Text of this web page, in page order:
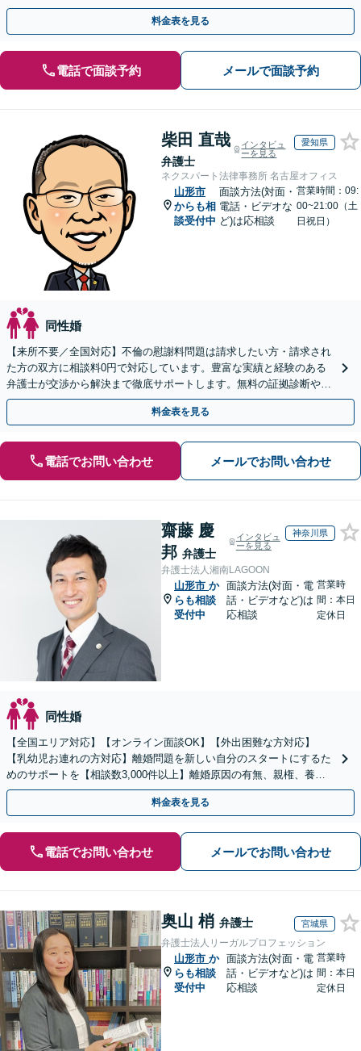
を考慮した最善の解決策をご提案します。
料金表を見る
電話で面談予約 メールで面談予約
柴田 直哉
弁護士
インタビュ
ーを見る
愛知県
ネクスパート法律事務所 名古屋オフィス
山形市
からも相
談受付中
面談方法(対面・
電話・ビデオな
ど)は応相談
営業時間：09:
00~21:00（土
日祝日）
同性婚
【来所不要／全国対応】不倫の慰謝料問題は請求したい方・請求され
た方の双方に相談料0円で対応しています。豊富な実績と経験のある
弁護士が交渉から解決まで徹底サポートします。無料の証拠診断や着
手金の返還保証もありますので安心してご相談ください。
料金表を見る
電話でお問い合わせ メールでお問い合わせ
齋藤 慶
邦 弁護士
インタビュ
ーを見る
神奈川県
弁護士法人湘南LAGOON
山形市 か
らも相談
受付中
面談方法(対面・電
話・ビデオなど)は
応相談
営業時
間：本日
定休日
同性婚
【全国エリア対応】【オンライン面談OK】【外出困難な方対応】
【乳幼児お連れの方対応】離婚問題を新しい自分のスタートにするた
めのサポートを【相談数3,000件以上】離婚原因の有無、親権、養育
費、財産分与、慰謝料請求【夜間・休日相談可】
料金表を見る
電話でお問い合わせ メールでお問い合わせ
奥山 梢 弁護士 宮城県
弁護士法人リーガルプロフェッション
山形市 か
らも相談
受付中
面談方法(対面・電
話・ビデオなど)は
応相談
営業時
間：本日
定休日